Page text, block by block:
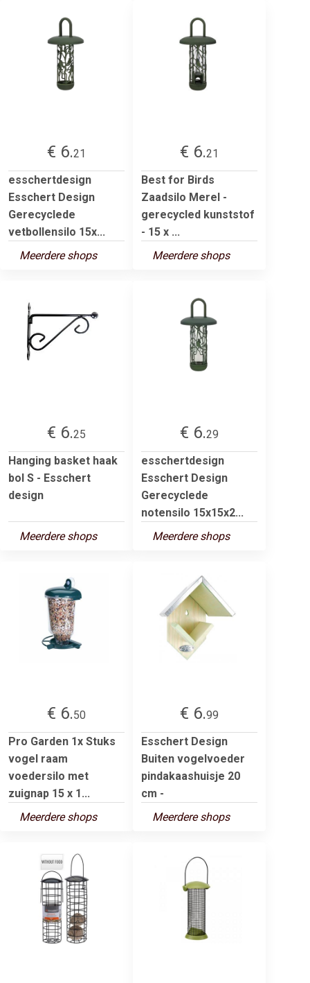
€ 6.21
esschertdesign
Esschert Design
Gerecyclede
vetbollensilo 15x...
Meerdere shops
€ 6.21
Best for Birds
Zaadsilo Merel -
gerecycled kunststof
- 15 x ...
Meerdere shops
€ 6.25
Hanging basket haak
bol S - Esschert
design
Meerdere shops
€ 6.29
esschertdesign
Esschert Design
Gerecyclede
notensilo 15x15x2...
Meerdere shops
€ 6.50
Pro Garden 1x Stuks
vogel raam
voedersilo met
zuignap 15 x 1...
Meerdere shops
€ 6.99
Esschert Design
Buiten vogelvoeder
pindakaashuisje 20
cm -
Meerdere shops